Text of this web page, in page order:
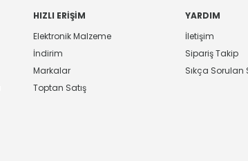
HIZLI ERIŞIM
Elektronik Malzeme
İndirim
Markalar
Toptan Satış
YARDIM
İletişim
Sipariş Takip
Sıkça Sorulan